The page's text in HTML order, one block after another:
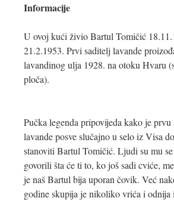
Informacije
U ovoj kući živio Bartul Tomičić
21.2.1953. Prvi saditelj lavande
lavandinog ulja 1928. na otoku Hvaru
ploča).
Pučka legenda pripovijeda kako je prvu
lavande posve slučajno u selo iz Visa
stanoviti Bartul Tomičić. Ljudi su mu
govorili šta će ti to, ko još sadi cviće,
je naš Bartul bija uporan čovik. Već
godine skupija je nikoliko vrića i odnija